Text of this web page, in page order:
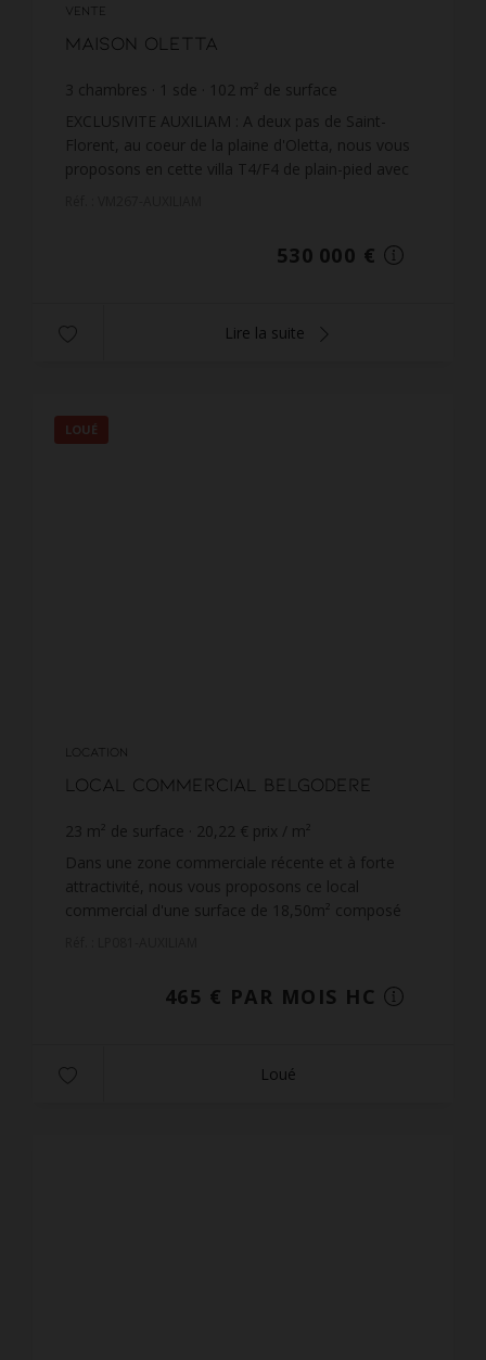
VENTE
Maison Oletta
3 chambres 1 sde 102 m² de surface
5 196,08 €prix / m²
EXCLUSIVITE AUXILIAM : A deux pas de Saint-
Florent, au coeur de la plaine d'Oletta, nous vous
proposons en cette villa T4/F4 de plain-pied avec
530 000 €
Lire la suite
LOUÉ
LOCATION
Local commercial Belgodere
23 m² de surface 20,22 € prix / m²
Dans une zone commerciale récente et à forte
attractivité, nous vous proposons ce local
commercial d'une surface de 18,50m² composé
465 € PAR MOIS HC
Loué